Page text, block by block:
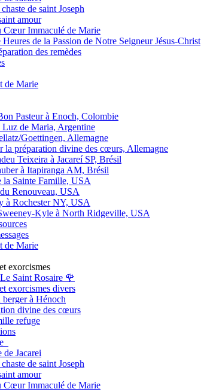
de saint Joseph
amour
Cœur Immaculé de Marie
de la Passion de Notre Seigneur Jésus-Christ
des remèdes
de Marie
Pasteur à Enoch, Colombie
Luz de Maria, Argentine
Goettingen, Allemagne
la préparation divine des cœurs, Allemagne
Teixeira à Jacareí SP, Brésil
à Itapiranga AM, Brésil
la Sainte Famille, USA
Renouveau, USA
à Rochester NY, USA
Kyle à North Ridgeville, USA
de Marie
exorcismes
Saint Rosaire 🌹
exorcismes divers
berger à Hénoch
divine des cœurs
refuge
de Jacarei
de saint Joseph
amour
Cœur Immaculé de Marie